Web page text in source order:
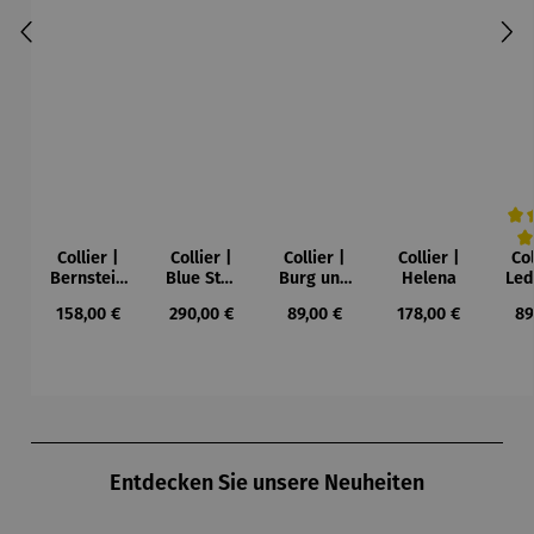
Collier |
Bernstein
Mond und
Regulärer Preis:
158,00 €
Collier |
Blue Star
Waszak
Regulärer Preis:
290,00 €
Collier |
Burg und
Paul Klee
Regulärer Preis:
89,00 €
Collier |
Helena
Regulärer Preis:
178,00 €
Entdecken Sie unsere Neuheiten